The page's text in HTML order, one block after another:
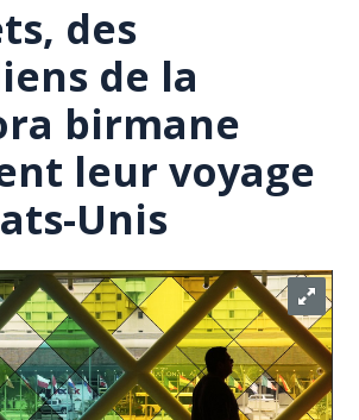
des
de la
birmane
leur voyage
Unis